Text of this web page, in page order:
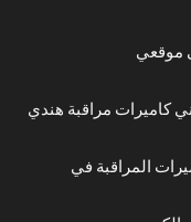
موقعي
كاميرات مراقبة هندي
المراقبة في